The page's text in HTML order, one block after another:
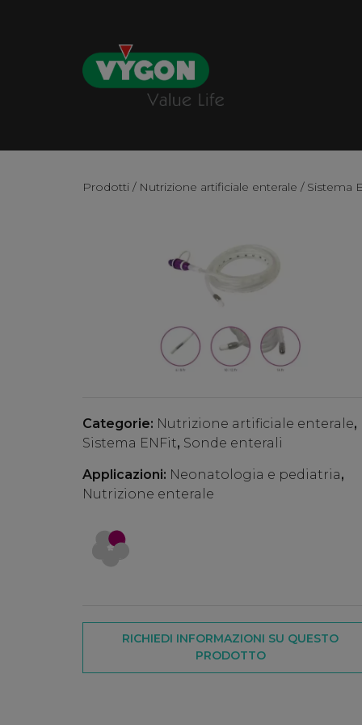
Prodotti / Nutrizione artificiale enterale / Sistema
Categorie: Nutrizione artificiale enterale,
Sistema ENFit, Sonde enterali
Applicazioni: Neonatologia e pediatria,
Nutrizione enterale
RICHIEDI INFORMAZIONI SU QUESTO
PRODOTTO